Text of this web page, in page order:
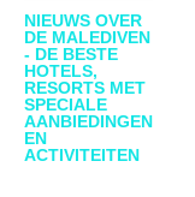
NIEUWS OVER
DE MALEDIVEN
- DE BESTE
HOTELS,
RESORTS MET
SPECIALE
AANBIEDINGEN
EN
ACTIVITEITEN